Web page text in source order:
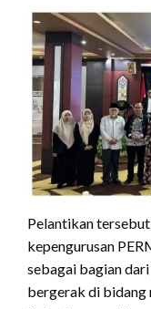
Pelantikan
kepengurusan
sebagai bagian
bergerak di bidang